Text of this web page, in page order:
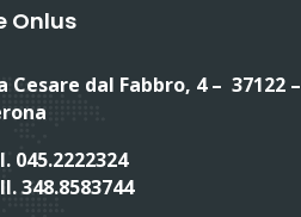
Onlus
Cesare dal Fabbro, 4 – 37122 –
045.2222324
348.8583744